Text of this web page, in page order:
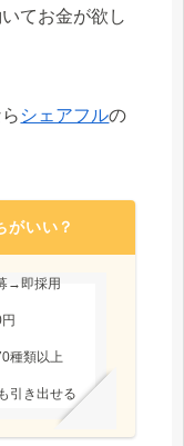
てお金が欲し
シェアフルの
がいい？
→即採用
種類以上
引き出せる